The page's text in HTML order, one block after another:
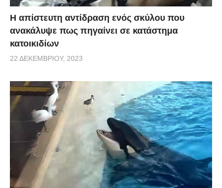
Η απίστευτη αντίδραση ενός σκύλου που
ανακάλυψε πως πηγαίνει σε κατάστημα
κατοικιδίων
22 ΔΕΚΕΜΒΡΊΟΥ, 2023